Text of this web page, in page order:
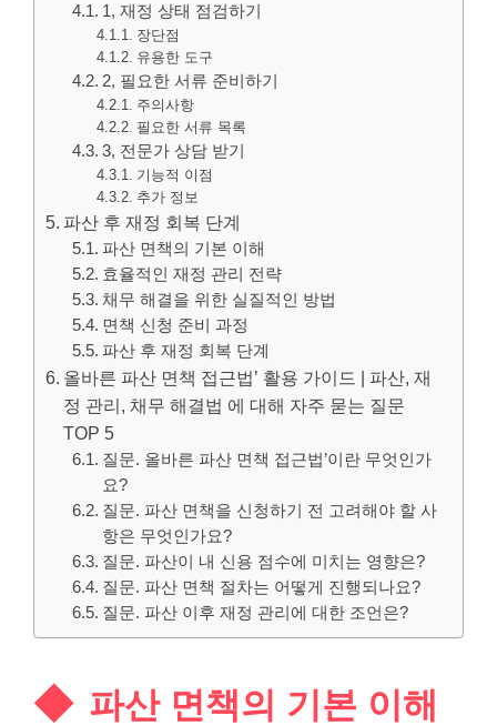
1, 재정 상태 점검하기
장단점
유용한 도구
2, 필요한 서류 준비하기
주의사항
필요한 서류 목록
3, 전문가 상담 받기
기능적 이점
추가 정보
파산 후 재정 회복 단계
파산 면책의 기본 이해
효율적인 재정 관리 전략
채무 해결을 위한 실질적인 방법
면책 신청 준비 과정
파산 후 재정 회복 단계
올바른 파산 면책 접근법’ 활용 가이드 | 파산, 재
정 관리, 채무 해결법 에 대해 자주 묻는 질문
TOP 5
질문. 올바른 파산 면책 접근법’이란 무엇인가
요?
질문. 파산 면책을 신청하기 전 고려해야 할 사
항은 무엇인가요?
질문. 파산이 내 신용 점수에 미치는 영향은?
질문. 파산 면책 절차는 어떻게 진행되나요?
질문. 파산 이후 재정 관리에 대한 조언은?
파산 면책의 기본 이해